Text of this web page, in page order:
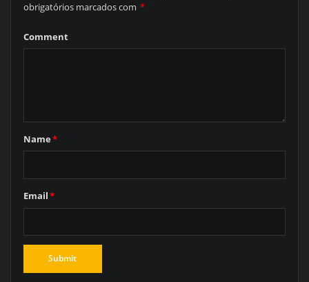
obrigatórios marcados com *
Comment
Name*
Email*